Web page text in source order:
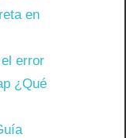
en
error
¿Qué